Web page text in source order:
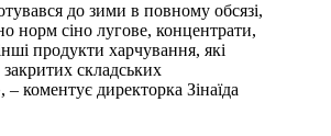
до зими в повному обсязі,
норм сіно лугове, концентрати,
продукти харчування, які
закритих складських
коментує директорка Зінаїда